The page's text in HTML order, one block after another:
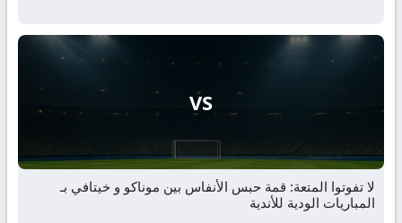
VS
لا تفوتوا المتعة: قمة حبس الأنفاس بين موناكو و خيتافي بـ
المباريات الودية للأندية